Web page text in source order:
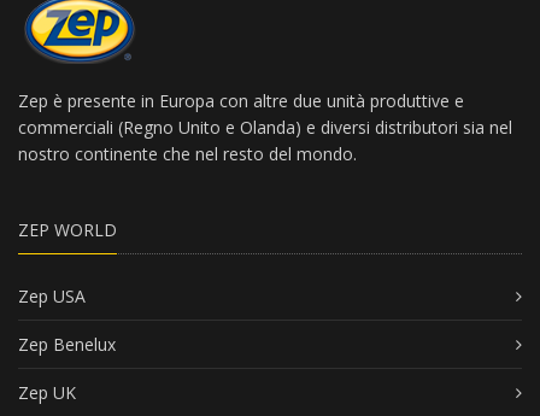
Zep è presente in Europa con altre due unità produttive e
commerciali (Regno Unito e Olanda) e diversi distributori sia nel
nostro continente che nel resto del mondo.
ZEP WORLD
Zep USA
Zep Benelux
Zep UK